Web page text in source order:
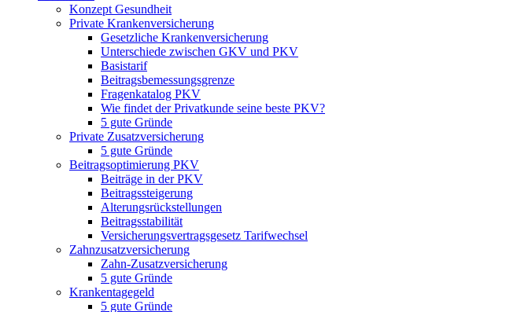
Konzept Gesundheit
Private Krankenversicherung
Gesetzliche Krankenversicherung
Unterschiede zwischen GKV und PKV
Basistarif
Beitragsbemessungsgrenze
Fragenkatalog PKV
Wie findet der Privatkunde seine beste PKV?
5 gute Gründe
Private Zusatzversicherung
5 gute Gründe
Beitragsoptimierung PKV
Beiträge in der PKV
Beitragssteigerung
Alterungsrückstellungen
Beitragsstabilität
Versicherungsvertragsgesetz Tarifwechsel
Zahnzusatzversicherung
Zahn-Zusatzversicherung
5 gute Gründe
Krankentagegeld
5 gute Gründe